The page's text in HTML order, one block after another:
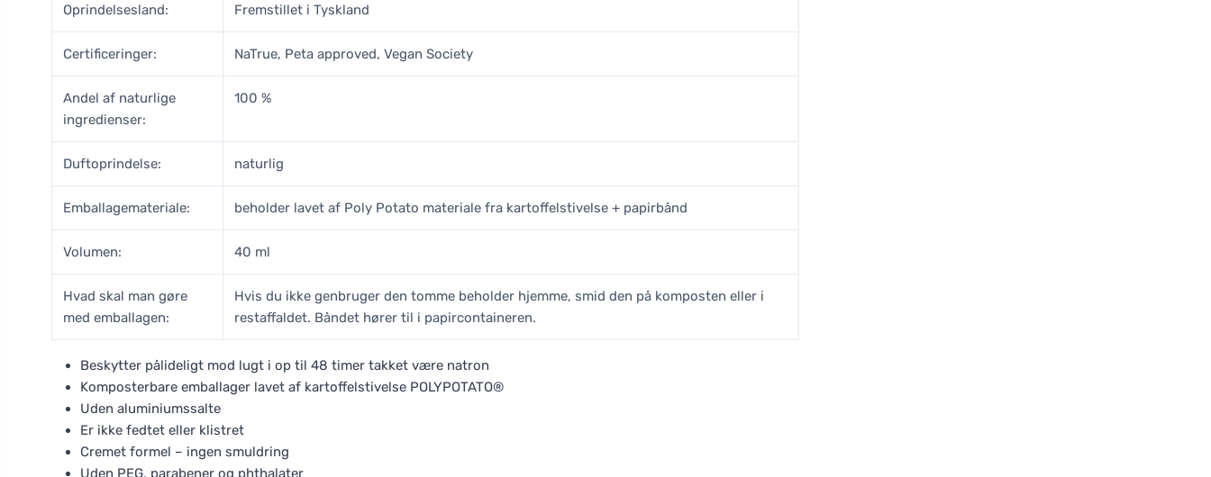
Oprindelsesland: Fremstillet i Tyskland
Certificeringer: NaTrue, Peta approved, Vegan Society
Andel af naturlige
ingredienser:
100 %
Duftoprindelse: naturlig
Emballagemateriale: beholder lavet af Poly Potato materiale fra kartoffelstivelse + papirbånd
Volumen: 40 ml
Hvad skal man gøre
med emballagen:
Hvis du ikke genbruger den tomme beholder hjemme, smid den på komposten eller i
restaffaldet. Båndet hører til i papircontaineren.
Beskytter pålideligt mod lugt i op til 48 timer takket være natron
Komposterbare emballager lavet af kartoffelstivelse POLYPOTATO®
Uden aluminiumssalte
Er ikke fedtet eller klistret
Cremet formel – ingen smuldring
Uden PEG, parabener og phthalater